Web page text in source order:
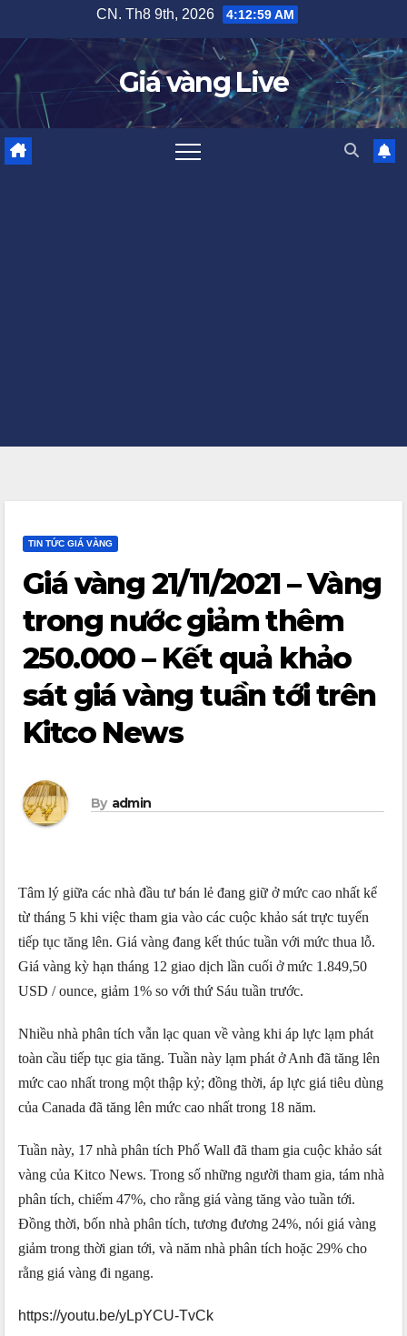
content
CN. Th8 9th, 2026 4:13:00 AM
Giá vàng Live
TIN TỨC GIÁ VÀNG
Giá vàng 21/11/2021 – Vàng
trong nước giảm thêm
250.000 – Kết quả khảo
sát giá vàng tuần tới trên
Kitco News
By admin
Tâm lý giữa các nhà đầu tư bán lẻ đang giữ ở mức cao nhất kể
từ tháng 5 khi việc tham gia vào các cuộc khảo sát trực tuyến
tiếp tục tăng lên. Giá vàng đang kết thúc tuần với mức thua lỗ.
Giá vàng kỳ hạn tháng 12 giao dịch lần cuối ở mức 1.849,50
USD / ounce, giảm 1% so với thứ Sáu tuần trước.
Nhiều nhà phân tích vẫn lạc quan về vàng khi áp lực lạm phát
toàn cầu tiếp tục gia tăng. Tuần này lạm phát ở Anh đã tăng lên
mức cao nhất trong một thập kỷ; đồng thời, áp lực giá tiêu dùng
của Canada đã tăng lên mức cao nhất trong 18 năm.
Tuần này, 17 nhà phân tích Phố Wall đã tham gia cuộc khảo sát
vàng của Kitco News. Trong số những người tham gia, tám nhà
phân tích, chiếm 47%, cho rằng giá vàng tăng vào tuần tới.
Đồng thời, bốn nhà phân tích, tương đương 24%, nói giá vàng
giảm trong thời gian tới, và năm nhà phân tích hoặc 29% cho
rằng giá vàng đi ngang.
https://youtu.be/yLpYCU-TvCk